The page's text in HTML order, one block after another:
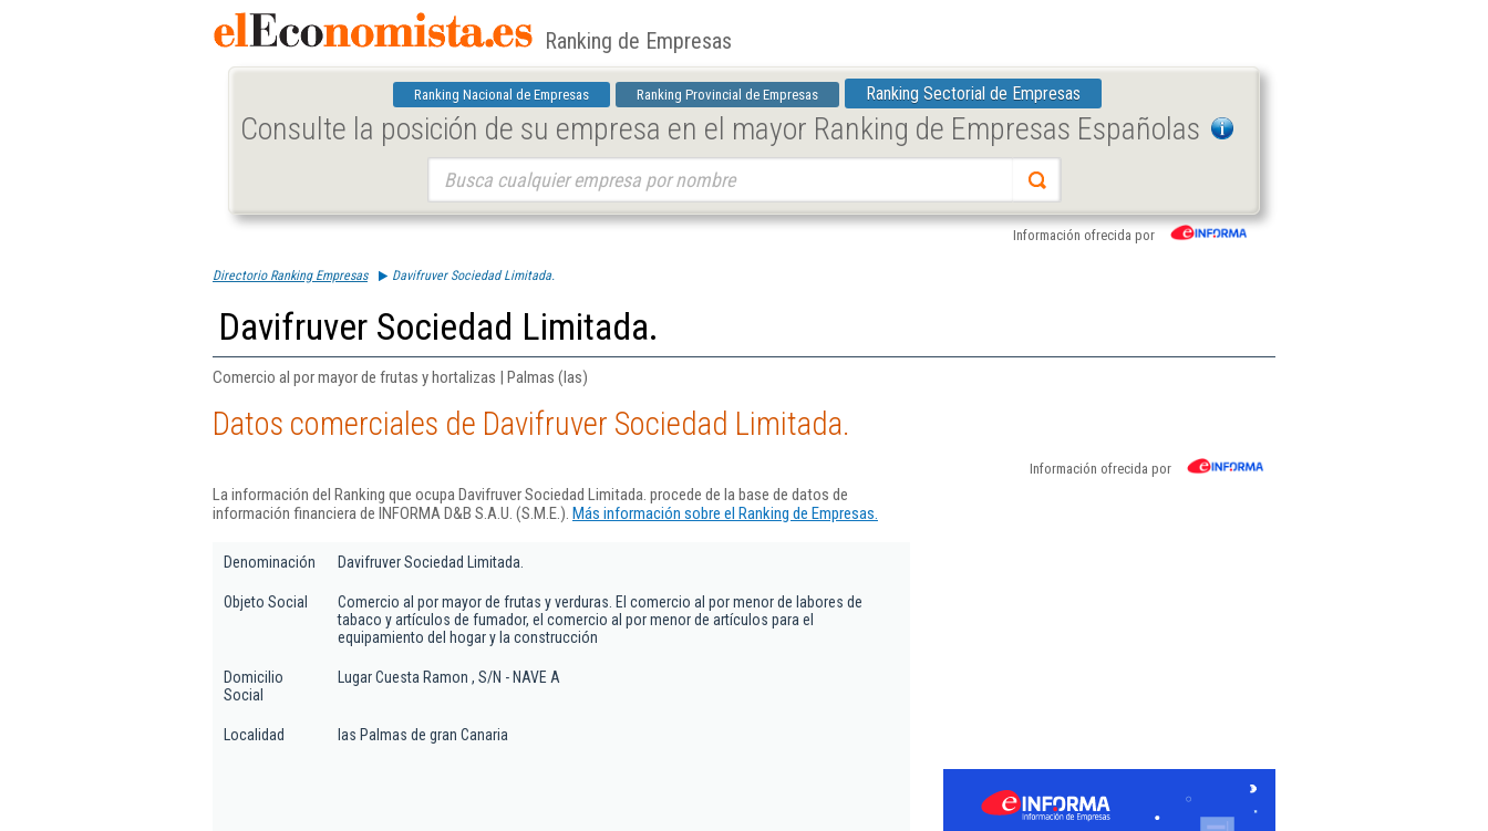
Ranking de Empresas
Ranking Nacional de Empresas Ranking Provincial de Empresas Ranking Sectorial de Empresas
Consulte la posición de su empresa en el mayor Ranking de Empresas Españolas
Información ofrecida por
Directorio Ranking Empresas Davifruver Sociedad Limitada.
Davifruver Sociedad Limitada.
Comercio al por mayor de frutas y hortalizas | Palmas (las)
Datos comerciales de Davifruver Sociedad Limitada.
Información ofrecida por
La información del Ranking que ocupa Davifruver Sociedad Limitada. procede de la base de datos de
información financiera de INFORMA D&B S.A.U. (S.M.E.). Más información sobre el Ranking de Empresas.
Denominación Davifruver Sociedad Limitada.
Objeto Social
Comercio al por mayor de frutas y verduras. El comercio al por menor de labores de
tabaco y artículos de fumador, el comercio al por menor de artículos para el
equipamiento del hogar y la construcción
Domicilio
Social
Lugar Cuesta Ramon , S/N - NAVE A
Localidad las Palmas de gran Canaria